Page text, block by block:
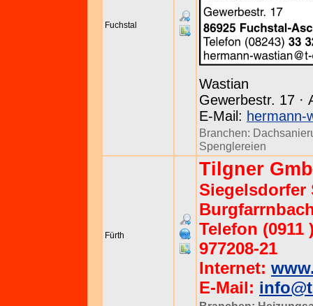
Fuchstal
Wastian
Gewerbestr. 17 ·
E-Mail: hermann-
Branchen:
Spenglereien
Fürth
Tilgner
Siegelsdorfer
Telefon (0911
977208-21
Internet:
E-Mail: